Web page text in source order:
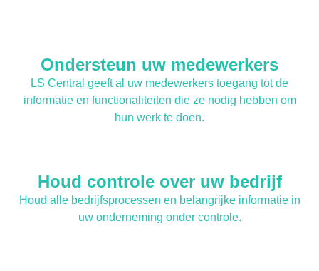
Ondersteun uw medewerkers
LS Central geeft al uw medewerkers toegang tot de
informatie en functionaliteiten die ze nodig hebben om
hun werk te doen.
Houd controle over uw bedrijf
Houd alle bedrijfsprocessen en belangrijke informatie in
uw onderneming onder controle.